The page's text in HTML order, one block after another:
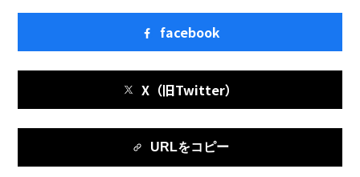
facebook
X（旧Twitter）
URLをコピー